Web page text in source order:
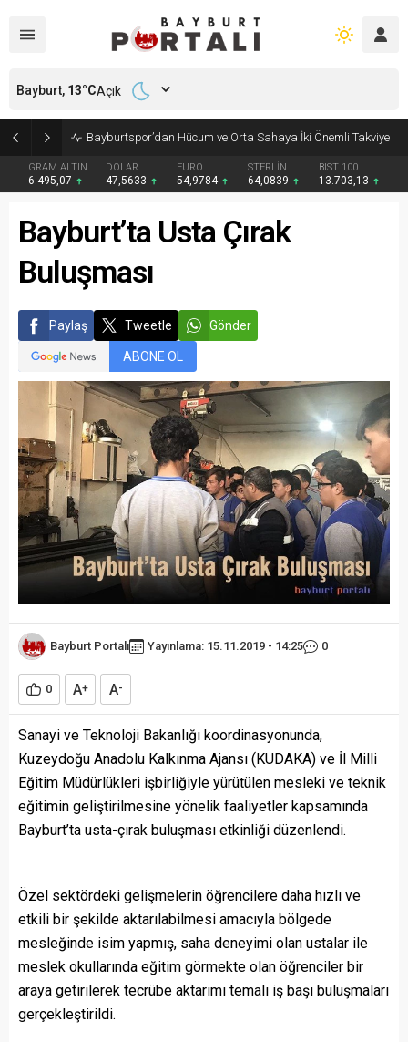
Bayburtspor’dan Hücum ve Orta Sahaya İki Önemli Takviye
GRAM ALTIN
6.495,07
DOLAR
47,5633
EURO
54,9784
STERLİN
64,0839
BIST 100
13.703,13
Bayburt, 13°CAçık
Bayburt’ta Usta Çırak
Buluşması
Paylaş Tweetle Gönder
ABONE OL
Bayburt Portalı Yayınlama: 15.11.2019 - 14:25 0
0 A+ A-
Sanayi ve Teknoloji Bakanlığı koordinasyonunda,
Kuzeydoğu Anadolu Kalkınma Ajansı (KUDAKA) ve İl Milli
Eğitim Müdürlükleri işbirliğiyle yürütülen mesleki ve teknik
eğitimin geliştirilmesine yönelik faaliyetler kapsamında
Bayburt’ta usta-çırak buluşması etkinliği düzenlendi.
Özel sektördeki gelişmelerin öğrencilere daha hızlı ve
etkili bir şekilde aktarılabilmesi amacıyla bölgede
mesleğinde isim yapmış, saha deneyimi olan ustalar ile
meslek okullarında eğitim görmekte olan öğrenciler bir
araya getirilerek tecrübe aktarımı temalı iş başı buluşmaları
gerçekleştirildi.